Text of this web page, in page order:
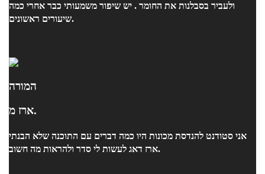
ולעביר בסבלנות את החומר . יש שיפור משמעותי כבר אחרי כמה
שיעורים ראשונים.
המורה
ארז מ.
אני סטודנט להנדסת מכונות היו כמה דברים עם התוכנה שלא הבנתי
ארז דאג לעשות לי סדר ולהראות מה חשוב.